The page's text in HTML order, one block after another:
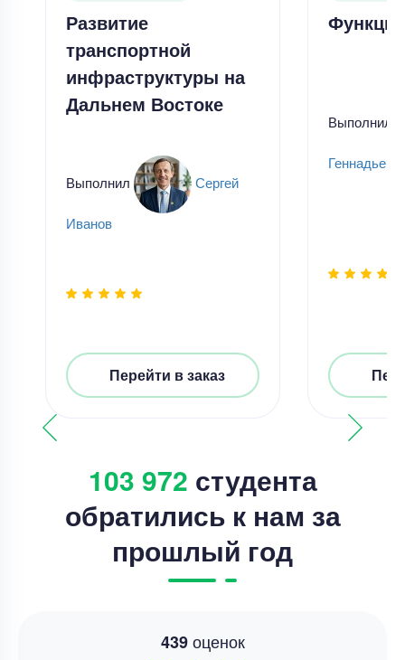
Развитие
транспортной
инфраструктуры на
Дальнем Востоке
Выполнил Сергей
Иванов
Перейти в заказ
Выполнил
103 972 студента
обратились к нам за
прошлый год
439оценок